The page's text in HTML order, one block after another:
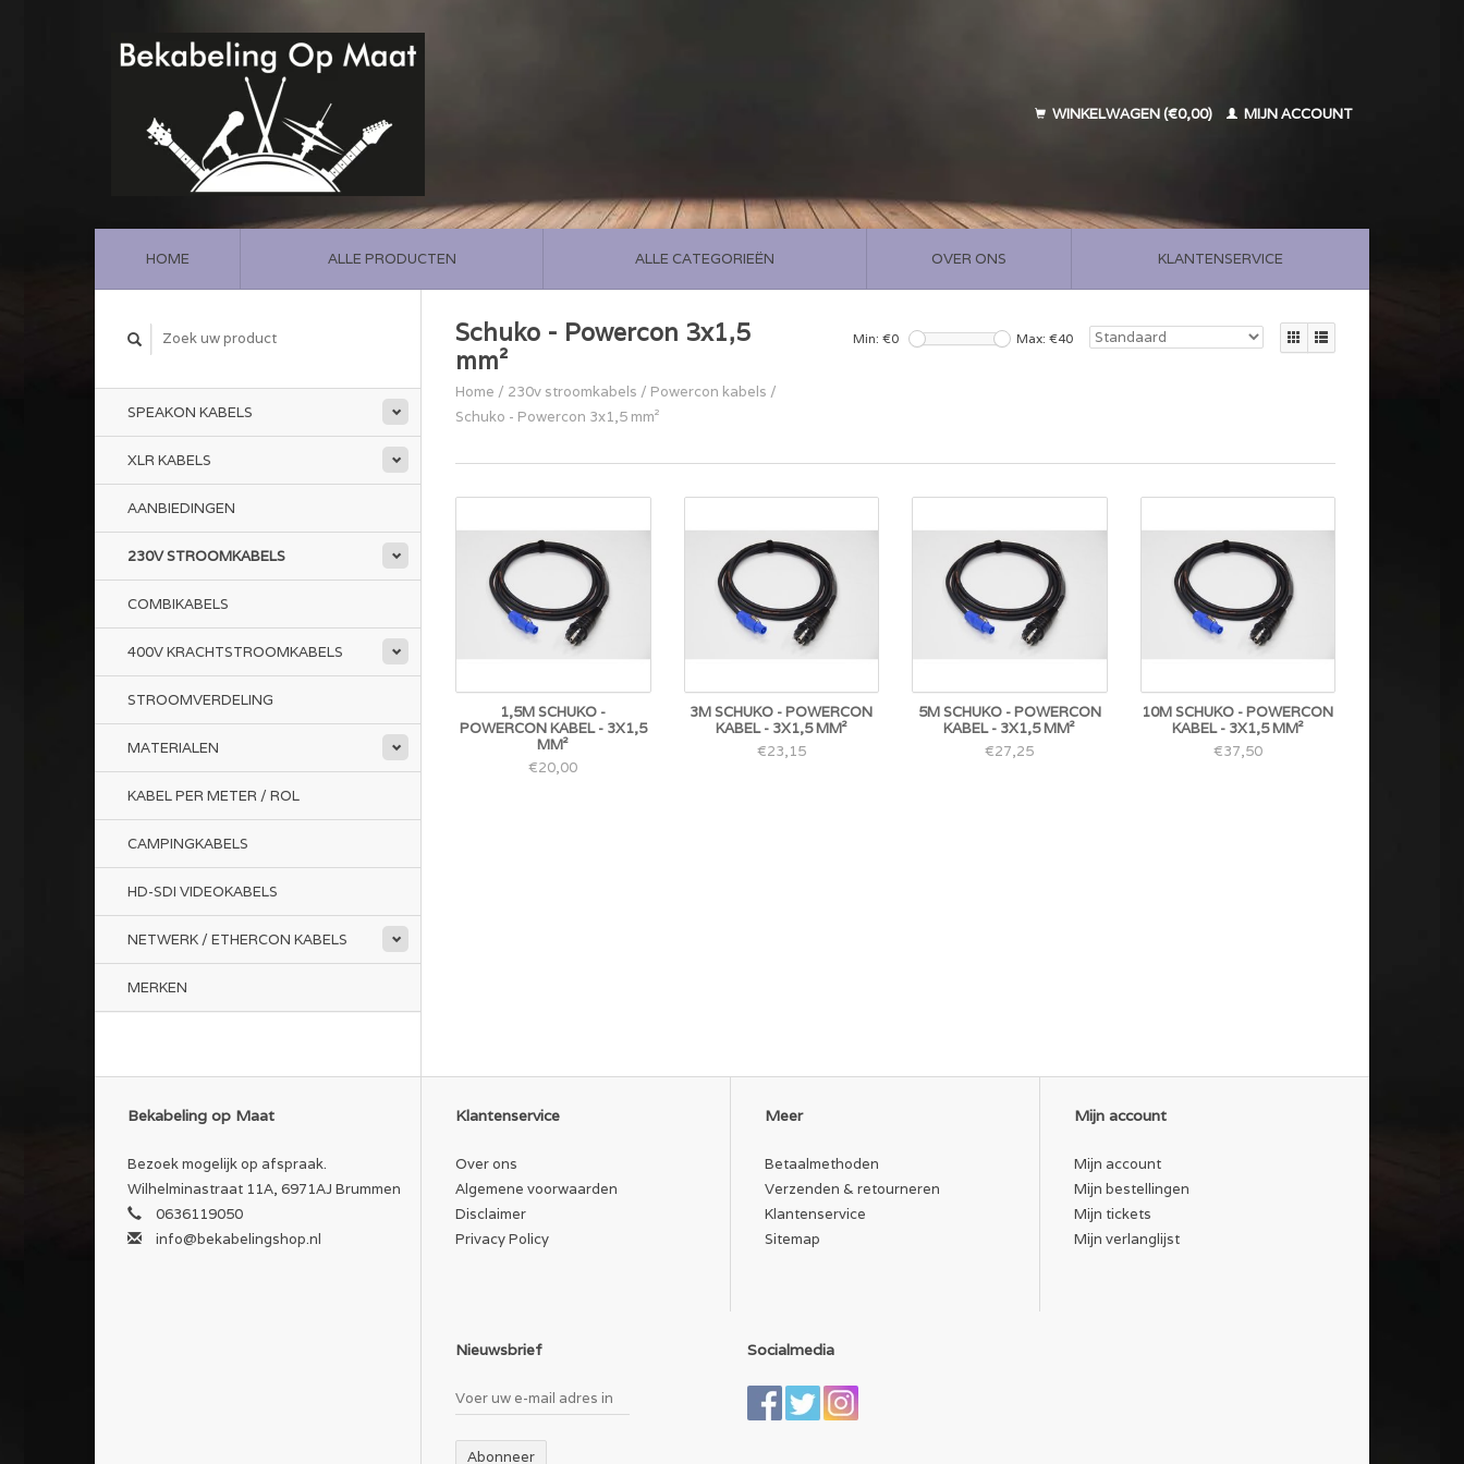
WINKELWAGEN (€0,00) MIJN ACCOUNT
HOME ALLE PRODUCTEN ALLE CATEGORIEËN OVER ONS KLANTENSERVICE
SPEAKON KABELS
XLR KABELS
AANBIEDINGEN
230V STROOMKABELS
COMBIKABELS
400V KRACHTSTROOMKABELS
STROOMVERDELING
MATERIALEN
KABEL PER METER / ROL
CAMPINGKABELS
HD-SDI VIDEOKABELS
NETWERK / ETHERCON KABELS
MERKEN
Schuko - Powercon 3x1,5
mm²
Home / 230v stroomkabels / Powercon kabels /
Schuko - Powercon 3x1,5 mm²
Min: €0 Max: €40
1,5M SCHUKO -
POWERCON KABEL - 3X1,5
MM²
€20,00
3M SCHUKO - POWERCON
KABEL - 3X1,5 MM²
€23,15
5M SCHUKO - POWERCON
KABEL - 3X1,5 MM²
€27,25
10M SCHUKO - POWERCON
KABEL - 3X1,5 MM²
€37,50
Bekabeling op Maat
Bezoek mogelijk op afspraak.
Wilhelminastraat 11A, 6971AJ Brummen
0636119050
info@bekabelingshop.nl
Klantenservice
Over ons
Algemene voorwaarden
Disclaimer
Privacy Policy
Meer
Betaalmethoden
Verzenden & retourneren
Klantenservice
Sitemap
Mijn account
Mijn account
Mijn bestellingen
Mijn tickets
Mijn verlanglijst
Nieuwsbrief
Abonneer
Socialmedia